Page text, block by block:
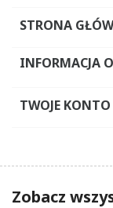
STRONA
INFORMACJA
TWOJE KONTO
Zobacz